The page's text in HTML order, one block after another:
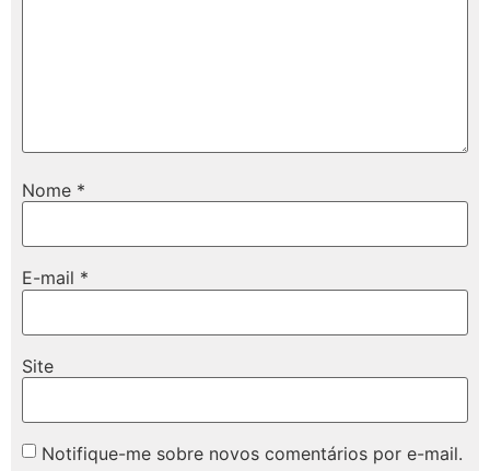
Nome *
E-mail *
Site
Notifique-me sobre novos comentários por e-mail.